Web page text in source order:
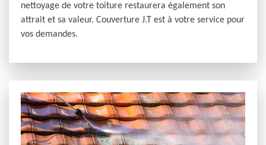
nettoyage de votre toiture restaurera également son
attrait et sa valeur. Couverture J.T est à votre service pour
vos demandes.